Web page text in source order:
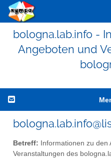
bologna.lab.info -
Angeboten und
Betreff: Informationen zu den
Veranstaltungen des